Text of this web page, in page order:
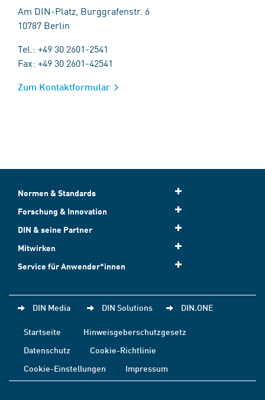
Am DIN-Platz, Burggrafenstr. 6
10787 Berlin
Tel.: +49 30 2601-2541
Fax: +49 30 2601-42541
Zum Kontaktformular
Normen & Standards
Forschung & Innovation
DIN & seine Partner
Mitwirken
Service für Anwender*innen
DIN Media DIN Solutions DIN.ONE
Startseite
Hinweisgeberschutzgesetz
Datenschutz
Cookie-Richtlinie
Cookie-Einstellungen
Impressum